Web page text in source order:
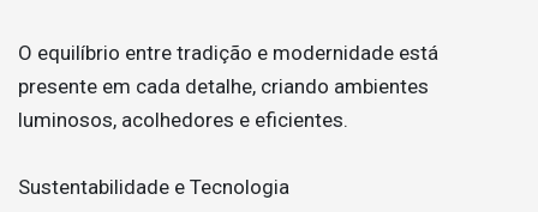
O equilíbrio entre tradição e modernidade está
presente em cada detalhe, criando ambientes
luminosos, acolhedores e eficientes.
Sustentabilidade e Tecnologia